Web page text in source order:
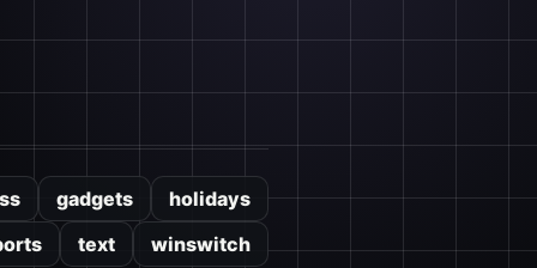
gadgets
holidays
text winswitch